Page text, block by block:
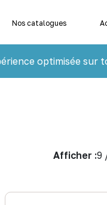
Nos catalogues
optimisée sur
Afficher :9